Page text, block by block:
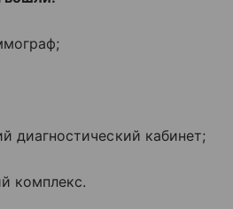
диагностический кабинет;
комплекс.